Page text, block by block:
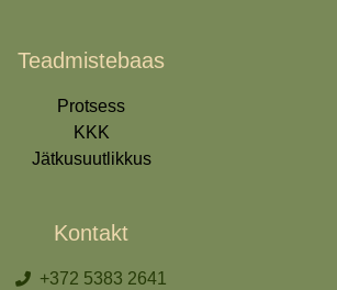
Teadmistebaas
Protsess
KKK
Jätkusuutlikkus
Kontakt
+372 5383 2641